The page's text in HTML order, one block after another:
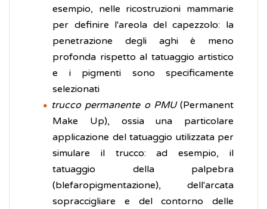
esempio, nelle ricostruzioni mammarie
per definire l'areola del capezzolo: la
penetrazione degli aghi è meno
profonda rispetto al tatuaggio artistico
e i pigmenti sono specificamente
selezionati
trucco permanente o PMU(Permanent
Make Up), ossia una particolare
applicazione del tatuaggio utilizzata per
simulare il trucco: ad esempio, il
tatuaggio della palpebra
(blefaropigmentazione), dell'arcata
sopraccigliare e del contorno delle